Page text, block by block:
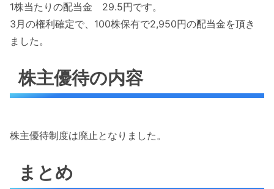
1株当たりの配当金 29.5円です。
3月の権利確定で、100株保有で2,950円の配当金を頂き
ました。
株主優待の内容
株主優待制度は廃止となりました。
まとめ